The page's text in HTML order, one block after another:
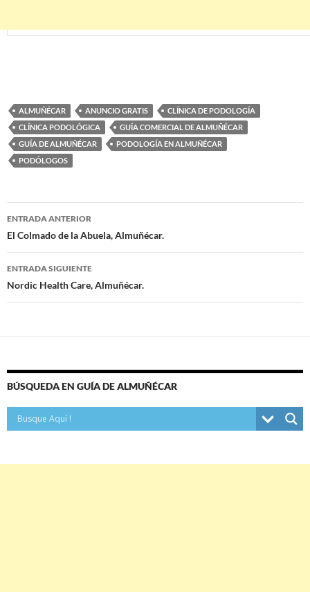
ALMUÑÉCAR ANUNCIO GRATIS
CLÍNICA DE PODOLOGÍA
CLÍNICA PODOLÓGICA
GUÍA COMERCIAL DE ALMUÑÉCAR
GUÍA DE ALMUÑÉCAR
PODOLOGÍA EN ALMUÑÉCAR
PODÓLOGOS
Navegación
de
entradas
ENTRADA ANTERIOR
El Colmado de la Abuela, Almuñécar.
ENTRADA SIGUIENTE
Nordic Health Care, Almuñécar.
BÚSQUEDA EN GUÍA DE ALMUÑÉCAR